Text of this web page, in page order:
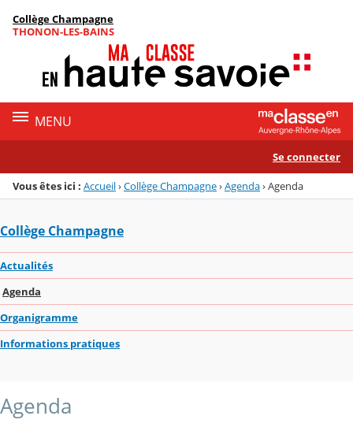
Menu de la rubrique
Contenu
Collège Champagne
THONON-LES-BAINS
MENU
Se connecter
Vous êtes ici : Accueil›Collège Champagne›Agenda›Agenda
Collège Champagne
Actualités
Agenda
Organigramme
Informations pratiques
Agenda